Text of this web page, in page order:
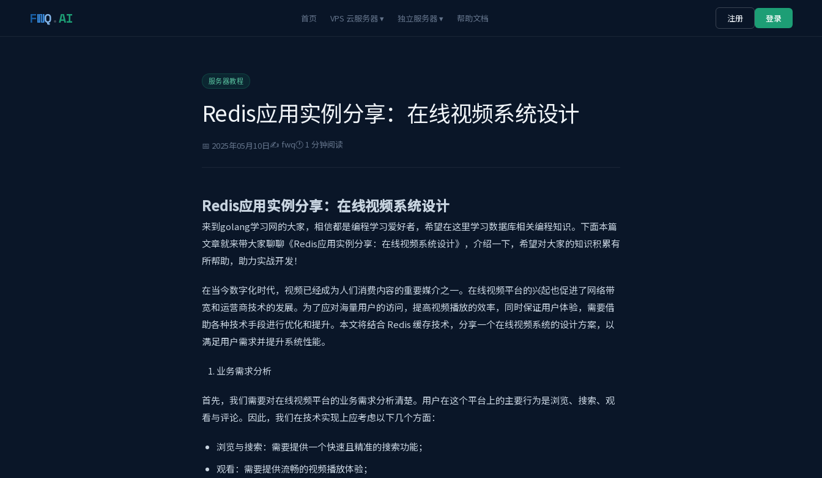
FWQ.AI 首页 VPS 云服务器 ▾ 独立服务器 ▾ 帮助文档 注册 登录
服务器教程
Redis应用实例分享：在线视频系统设计
📅 2025年05月10日✍️ fwq🕐 1 分钟阅读
Redis应用实例分享：在线视频系统设计
来到golang学习网的大家，相信都是编程学习爱好者，希望在这里学习数据库相关编程知识。下面本篇
文章就来带大家聊聊《Redis应用实例分享：在线视频系统设计》，介绍一下，希望对大家的知识积累有
所帮助，助力实战开发！
在当今数字化时代，视频已经成为人们消费内容的重要媒介之一。在线视频平台的兴起也促进了网络带
宽和运营商技术的发展。为了应对海量用户的访问，提高视频播放的效率，同时保证用户体验，需要借
助各种技术手段进行优化和提升。本文将结合 Redis 缓存技术，分享一个在线视频系统的设计方案，以
满足用户需求并提升系统性能。
业务需求分析
首先，我们需要对在线视频平台的业务需求分析清楚。用户在这个平台上的主要行为是浏览、搜索、观
看与评论。因此，我们在技术实现上应考虑以下几个方面：
浏览与搜索：需要提供一个快速且精准的搜索功能；
观看：需要提供流畅的视频播放体验；